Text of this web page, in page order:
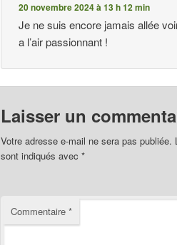
20 novembre 2024 à 13 h 12 min
Je ne suis encore jamais allée
a l’air passionnant !
Laisser un
Votre adresse e-mail ne sera pas publiée.
sont indiqués avec *
Commentaire *